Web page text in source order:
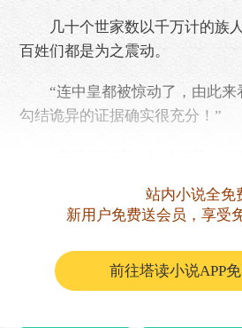
几十个世家数以千万计的族人
百姓们都是为之震动。
“连中皇都被惊动了，由此来
勾结诡异的证据确实很充分！”
“谁能想到呢，恐怕大耀皇族
站内小说全免
新用户免费送会员，享受
前往塔读小说APP